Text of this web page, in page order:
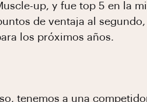
up, y fue top 5 en la
de ventaja al
los próximos años.
tenemos a una